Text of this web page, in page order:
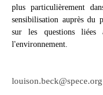
plus particulièrement
sensibilisation auprès du
sur les questions
l'environnement.
louison.beck@spece.org